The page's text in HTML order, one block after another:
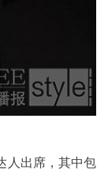
出席，其中包